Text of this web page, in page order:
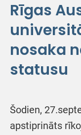
Rīgas
nosaka
statusu
Šodien,
apstiprināts